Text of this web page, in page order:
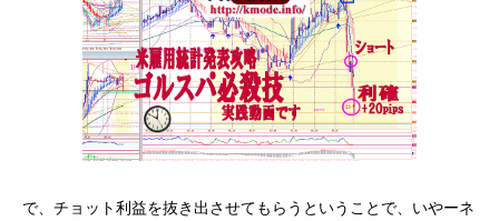
で、チョット利益を抜き出させてもらうということで、いやーネ